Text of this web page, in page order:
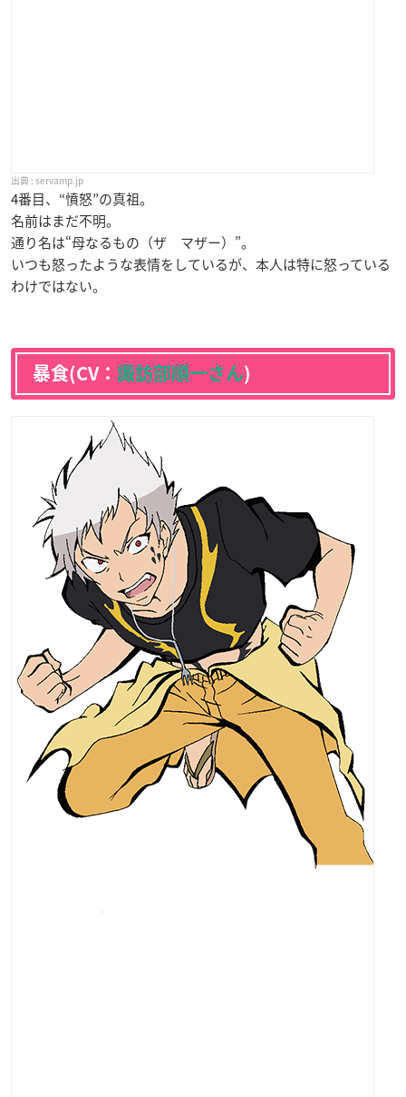
servamp.jp
4番目、“憤怒”の真祖。
名前はまだ不明。
通り名は“母なるもの（ザ マザー）”。
いつも怒ったような表情をしているが、本人は特に怒っている
わけではない。
暴食(CV： 諏訪部順一さん)